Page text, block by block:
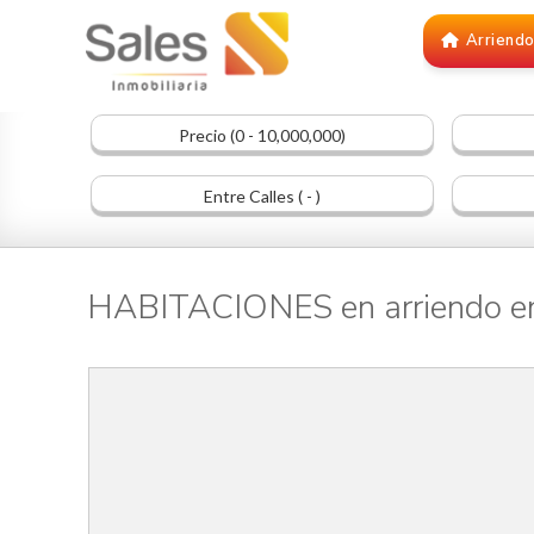
Arriendo
Precio (0 - 10,000,000)
Entre Calles ( - )
HABITACIONES en arriendo